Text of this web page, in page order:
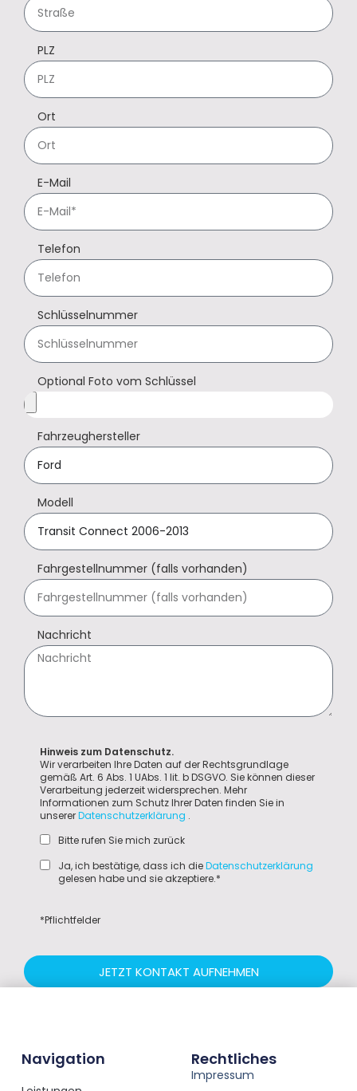
PLZ
Ort
E-Mail
Telefon
Schlüsselnummer
Optional Foto vom Schlüssel
Fahrzeughersteller
Modell
Fahrgestellnummer (falls vorhanden)
Nachricht
Hinweis zum Datenschutz.
Wir verarbeiten Ihre Daten auf der Rechtsgrundlage
gemäß Art. 6 Abs. 1 UAbs. 1 lit. b DSGVO. Sie können dieser
Verarbeitung jederzeit widersprechen. Mehr
Informationen zum Schutz Ihrer Daten finden Sie in
unsererDatenschutzerklärung .
Bitte rufen Sie mich zurück
Ja, ich bestätige, dass ich dieDatenschutzerklärung
gelesen habe und sie akzeptiere.*
*Pflichtfelder
JETZT KONTAKT AUFNEHMEN
Navigation Rechtliches
Impressum